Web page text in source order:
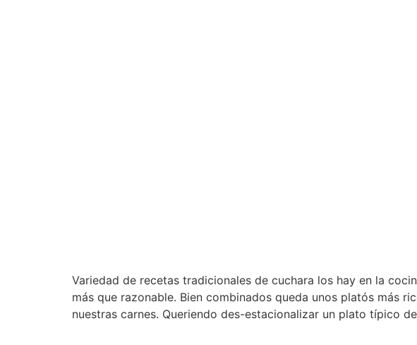
Variedad de recetas tradicionales de cuchara los hay en la
más que razonable. Bien combinados queda unos platós más
nuestras carnes. Queriendo des-estacionalizar un plato típico